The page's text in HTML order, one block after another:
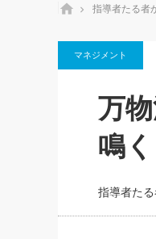
相談15：銀行がやた
利を勧めてきます
がよいのでしょうか
中小企
利益を
強い会
日本レ
(3)
武器と
社長の
継続経
ホーム 指導者たる者
マネジメント
万
鳴
指導者た